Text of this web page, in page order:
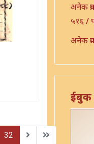
32
अनेक
५१६ /
अनेक
अनेक
अनेक
अभंग
ईबुक